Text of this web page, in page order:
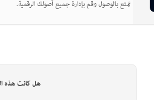
تمتع بالوصول وقم بإدارة جميع أصولك الرقمية.
هل كانت هذه